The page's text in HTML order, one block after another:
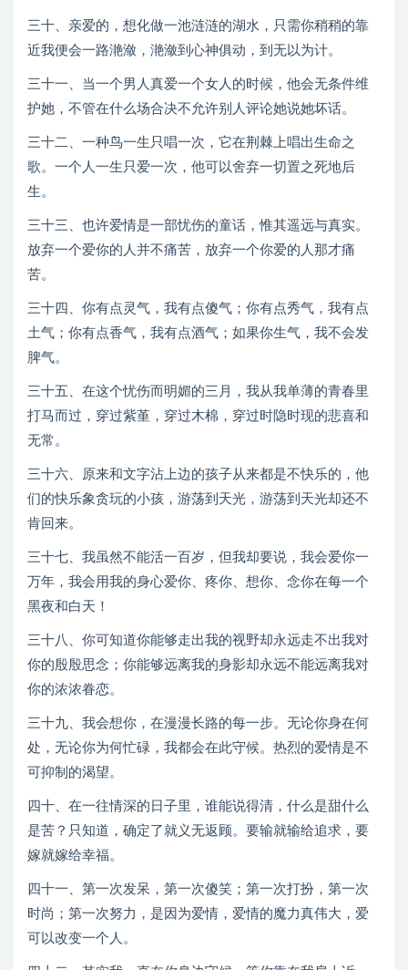
三十、亲爱的，想化做一池涟涟的湖水，只需你稍稍的靠
近我便会一路滟潋，滟潋到心神俱动，到无以为计。
三十一、当一个男人真爱一个女人的时候，他会无条件维
护她，不管在什么场合决不允许别人评论她说她坏话。
三十二、一种鸟一生只唱一次，它在荆棘上唱出生命之
歌。一个人一生只爱一次，他可以舍弃一切置之死地后
生。
三十三、也许爱情是一部忧伤的童话，惟其遥远与真实。
放弃一个爱你的人并不痛苦，放弃一个你爱的人那才痛
苦。
三十四、你有点灵气，我有点傻气；你有点秀气，我有点
土气；你有点香气，我有点酒气；如果你生气，我不会发
脾气。
三十五、在这个忧伤而明媚的三月，我从我单薄的青春里
打马而过，穿过紫堇，穿过木棉，穿过时隐时现的悲喜和
无常。
三十六、原来和文字沾上边的孩子从来都是不快乐的，他
们的快乐象贪玩的小孩，游荡到天光，游荡到天光却还不
肯回来。
三十七、我虽然不能活一百岁，但我却要说，我会爱你一
万年，我会用我的身心爱你、疼你、想你、念你在每一个
黑夜和白天！
三十八、你可知道你能够走出我的视野却永远走不出我对
你的殷殷思念；你能够远离我的身影却永远不能远离我对
你的浓浓眷恋。
三十九、我会想你，在漫漫长路的每一步。无论你身在何
处，无论你为何忙碌，我都会在此守候。热烈的爱情是不
可抑制的渴望。
四十、在一往情深的日子里，谁能说得清，什么是甜什么
是苦？只知道，确定了就义无返顾。要输就输给追求，要
嫁就嫁给幸福。
四十一、第一次发呆，第一次傻笑；第一次打扮，第一次
时尚；第一次努力，是因为爱情，爱情的魔力真伟大，爱
可以改变一个人。